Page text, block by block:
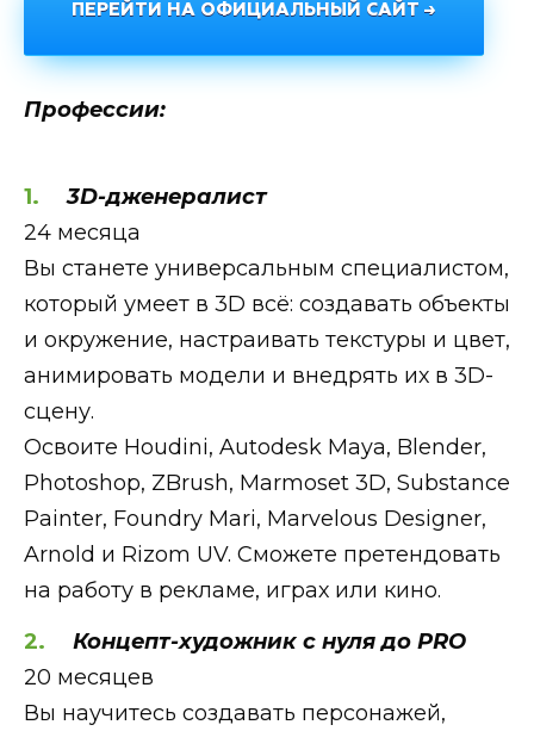
ПЕРЕЙТИ НА ОФИЦИАЛЬНЫЙ САЙТ →
Профессии:
3D-дженералист
24 месяца
Вы станете универсальным специалистом,
который умеет в 3D всё: создавать объекты
и окружение, настраивать текстуры и цвет,
анимировать модели и внедрять их в 3D-
сцену.
Освоите Houdini, Autodesk Maya, Blender,
Photoshop, ZBrush, Marmoset 3D, Substance
Painter, Foundry Mari, Marvelous Designer,
Arnold и Rizom UV. Сможете претендовать
на работу в рекламе, играх или кино.
Концепт-художник с нуля до PRO
20 месяцев
Вы научитесь создавать персонажей,